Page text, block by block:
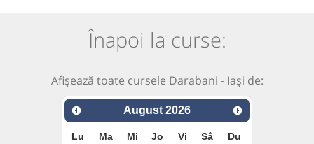
Înapoi la curse:
Afișează toate cursele Darabani - Iași de:
August 2026
Lu Ma Mi Jo Vi Sâ Du